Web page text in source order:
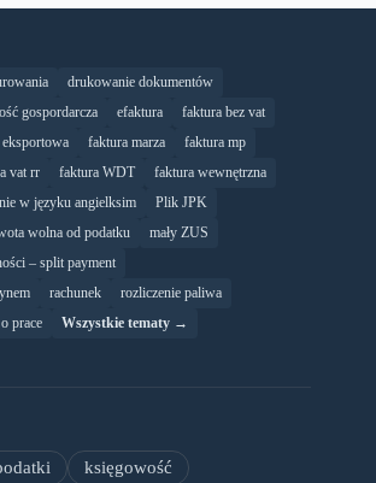
drukowanie dokumentów
gospordarcza efaktura
faktura bez vat
faktura marza
faktura mp
vat rr faktura WDT
faktura wewnętrzna
w języku angielksim
Plik JPK
wolna od podatku
mały ZUS
– split payment
rachunek
rozliczenie paliwa
prace Wszystkie tematy →
księgowość